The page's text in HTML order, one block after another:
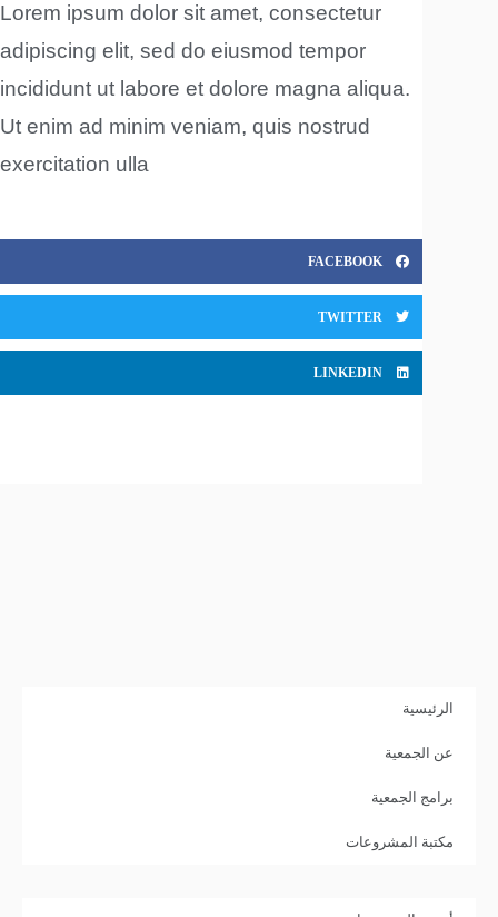
Lorem ipsum dolor sit amet, consectetur
adipiscing elit, sed do eiusmod tempor
incididunt ut labore et dolore magna aliqua.
Ut enim ad minim veniam, quis nostrud
exercitation ulla
FACEBOOK
TWITTER
LINKEDIN
الرئيسية
عن الجمعية
برامج الجمعية
مكتبة المشروعات